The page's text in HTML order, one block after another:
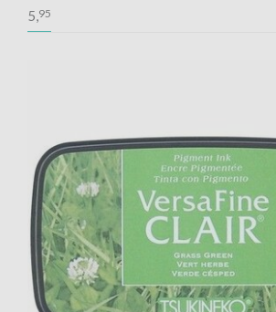
inkt voor de fijnste details
5,95